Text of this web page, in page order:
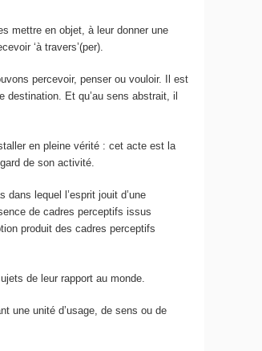
mettre en objet, à leur donner une
‘à travers’(per).
percevoir, penser ou vouloir. Il est
destination. Et qu’au sens abstrait, il
en pleine vérité : cet acte est la
de son activité.
lequel l’esprit jouit d’une
de cadres perceptifs issus
produit des cadres perceptifs
de leur rapport au monde.
une unité d’usage, de sens ou de